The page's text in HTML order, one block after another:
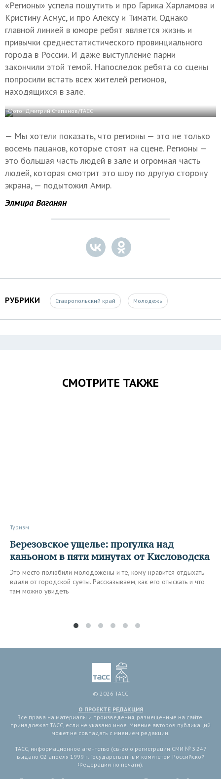
«Регионы» успела пошутить и про Гарика Харламова и
Кристину Асмус, и про Алексу и Тимати. Однако
главной линией в юморе ребят является жизнь и
привычки среднестатистического провинциального
города в России. И даже выступление парни
закончили этой темой. Напоследок ребята со сцены
попросили встать всех жителей регионов,
находящихся в зале.
Фото: Дмитрий Степанов/ТАСС
— Мы хотели показать, что регионы — это не только
восемь пацанов, которые стоят на сцене. Регионы —
это большая часть людей в зале и огромная часть
людей, которая смотрит это шоу по другую сторону
экрана, — подытожил Амир.
Элмира Ваганян
РУБРИКИ Ставропольский край Молодежь
СМОТРИТЕ ТАКЖЕ
Туризм
Березовское ущелье: прогулка над
каньоном в пяти минутах от Кисловодска
Это место полюбили молодожены и те, кому нравится отдыхать
вдали от городской суеты. Рассказываем, как его отыскать и что
там можно увидеть
© 2026 ТАСС
О ПРОЕКТЕ РЕДАКЦИЯ
Все права на материалы и произведения, размещенные на сайте,
принадлежат ТАСС, если не указано иное. Мнение авторов публикаций
может не совпадать с мнением редакции.
ТАСС, информационное агентство (св-во о регистрации СМИ № 3 247
выдано 02 апреля 1999 г. Государственным комитетом Российской
Федерации по печати).